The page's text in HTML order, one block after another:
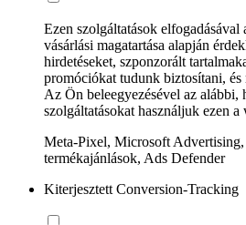
Ezen szolgáltatások elfogadásával
vásárlási magatartása alapján
hirdetéseket, szponzorált
promóciókat tudunk biztosítani,
Az Ön beleegyezésével az alábbi,
szolgáltatásokat használjuk ezen a
Meta-Pixel, Microsoft Advertising,
termékajánlások, Ads Defender
Kiterjesztett Conversion-Tracking